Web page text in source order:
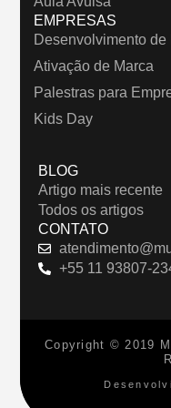
EMPRESAS
Desenvolvimento de
Ativação de Marca
Palestras para
Kids Day
BLOG
Artigo mais recente
Todos os artigos
CONTATO
+55 11 93807-
Copyright © 2019